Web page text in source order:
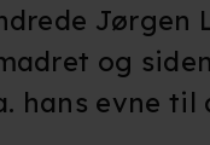
Jørgen
og
hans evne til